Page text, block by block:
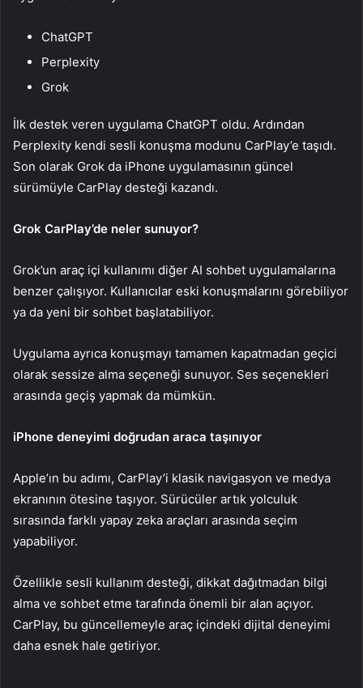
ChatGPT
Perplexity
Grok
İlk destek veren uygulama ChatGPT oldu. Ardından
Perplexity kendi sesli konuşma modunu CarPlay’e taşıdı.
Son olarak Grok da iPhone uygulamasının güncel
sürümüyle CarPlay desteği kazandı.
Grok CarPlay’de neler sunuyor?
Grok’un araç içi kullanımı diğer AI sohbet uygulamalarına
benzer çalışıyor. Kullanıcılar eski konuşmalarını görebiliyor
ya da yeni bir sohbet başlatabiliyor.
Uygulama ayrıca konuşmayı tamamen kapatmadan geçici
olarak sessize alma seçeneği sunuyor. Ses seçenekleri
arasında geçiş yapmak da mümkün.
iPhone deneyimi doğrudan araca taşınıyor
Apple’ın bu adımı, CarPlay’i klasik navigasyon ve medya
ekranının ötesine taşıyor. Sürücüler artık yolculuk
sırasında farklı yapay zeka araçları arasında seçim
yapabiliyor.
Özellikle sesli kullanım desteği, dikkat dağıtmadan bilgi
alma ve sohbet etme tarafında önemli bir alan açıyor.
CarPlay, bu güncellemeyle araç içindeki dijital deneyimi
daha esnek hale getiriyor.